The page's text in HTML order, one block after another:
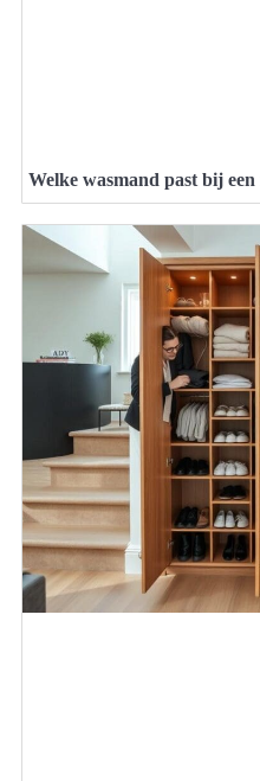
Welke wasmand past bij